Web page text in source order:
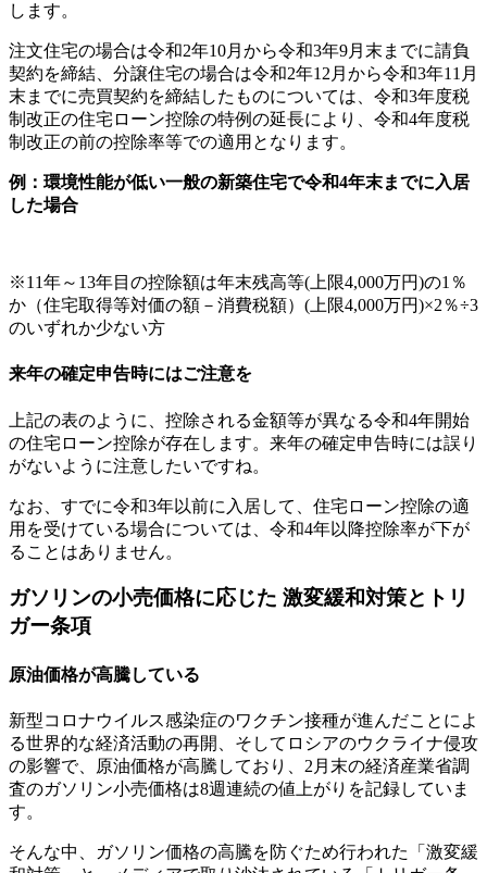
します。
注文住宅の場合は令和2年10月から令和3年9月末までに請負
契約を締結、分譲住宅の場合は令和2年12月から令和3年11月
末までに売買契約を締結したものについては、令和3年度税
制改正の住宅ローン控除の特例の延長により、令和4年度税
制改正の前の控除率等での適用となります。
例：環境性能が低い一般の新築住宅で令和4年末までに入居
した場合
※11年～13年目の控除額は年末残高等(上限4,000万円)の1％
か（住宅取得等対価の額－消費税額）(上限4,000万円)×2％÷3
のいずれか少ない方
来年の確定申告時にはご注意を
上記の表のように、控除される金額等が異なる令和4年開始
の住宅ローン控除が存在します。来年の確定申告時には誤り
がないように注意したいですね。
なお、すでに令和3年以前に入居して、住宅ローン控除の適
用を受けている場合については、令和4年以降控除率が下が
ることはありません。
ガソリンの小売価格に応じた 激変緩和対策とトリ
ガー条項
原油価格が高騰している
新型コロナウイルス感染症のワクチン接種が進んだことによ
る世界的な経済活動の再開、そしてロシアのウクライナ侵攻
の影響で、原油価格が高騰しており、2月末の経済産業省調
査のガソリン小売価格は8週連続の値上がりを記録していま
す。
そんな中、ガソリン価格の高騰を防ぐため行われた「激変緩